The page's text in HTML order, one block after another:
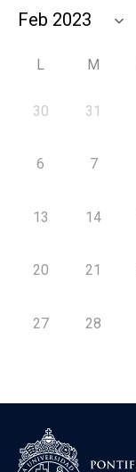
L M
30 31
6 7
13 14
20 21
27 28